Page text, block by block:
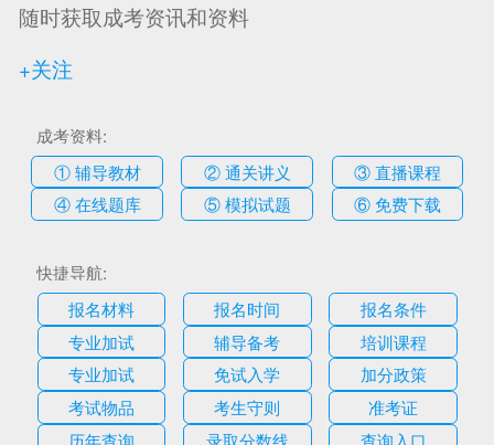
随时获取成考资讯和资料
+关注
成考资料:
① 辅导教材
② 通关讲义
③ 直播课程
④ 在线题库
⑤ 模拟试题 ⑥ 免费下载
快捷导航:
报名材料
报名时间
报名条件
专业加试
辅导备考
培训课程
专业加试
免试入学
加分政策
考试物品
考生守则
准考证
历年查询
录取分数线
查询入口